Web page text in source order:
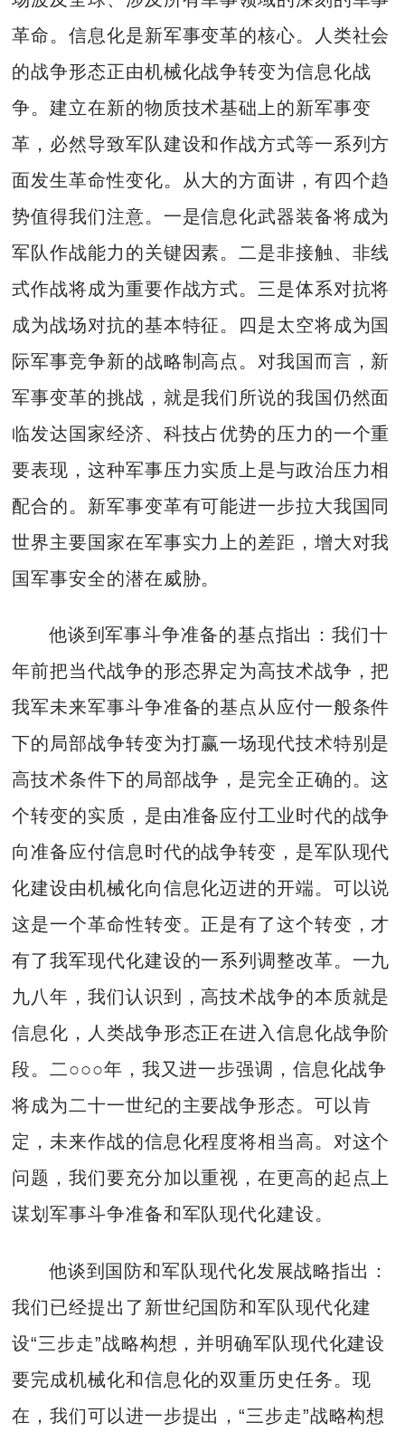
革命。信息化是新军事变革的核心。人类社会
的战争形态正由机械化战争转变为信息化战
争。建立在新的物质技术基础上的新军事变
革，必然导致军队建设和作战方式等一系列方
面发生革命性变化。从大的方面讲，有四个趋
势值得我们注意。一是信息化武器装备将成为
军队作战能力的关键因素。二是非接触、非线
式作战将成为重要作战方式。三是体系对抗将
成为战场对抗的基本特征。四是太空将成为国
际军事竞争新的战略制高点。对我国而言，新
军事变革的挑战，就是我们所说的我国仍然面
临发达国家经济、科技占优势的压力的一个重
要表现，这种军事压力实质上是与政治压力相
配合的。新军事变革有可能进一步拉大我国同
世界主要国家在军事实力上的差距，增大对我
国军事安全的潜在威胁。
他谈到军事斗争准备的基点指出：我们十
年前把当代战争的形态界定为高技术战争，把
我军未来军事斗争准备的基点从应付一般条件
下的局部战争转变为打赢一场现代技术特别是
高技术条件下的局部战争，是完全正确的。这
个转变的实质，是由准备应付工业时代的战争
向准备应付信息时代的战争转变，是军队现代
化建设由机械化向信息化迈进的开端。可以说
这是一个革命性转变。正是有了这个转变，才
有了我军现代化建设的一系列调整改革。一九
九八年，我们认识到，高技术战争的本质就是
信息化，人类战争形态正在进入信息化战争阶
段。二○○○年，我又进一步强调，信息化战争
将成为二十一世纪的主要战争形态。可以肯
定，未来作战的信息化程度将相当高。对这个
问题，我们要充分加以重视，在更高的起点上
谋划军事斗争准备和军队现代化建设。
他谈到国防和军队现代化发展战略指出：
我们已经提出了新世纪国防和军队现代化建
设“三步走”战略构想，并明确军队现代化建设
要完成机械化和信息化的双重历史任务。现
在，我们可以进一步提出，“三步走”战略构想